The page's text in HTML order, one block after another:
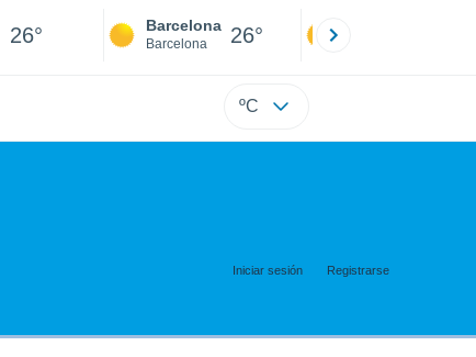
26° Barcelona
Barcelona 26°
ºC
Iniciar sesión Registrarse